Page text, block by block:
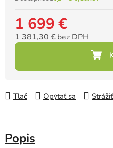
1 699 €
1 381,30 € bez DPH
Tlač Opýtať sa Strážiť
Popis